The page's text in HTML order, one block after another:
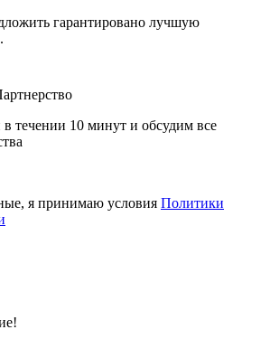
гарантировано лучшую
течении 10 минут и обсудим все
я принимаю условия Политики